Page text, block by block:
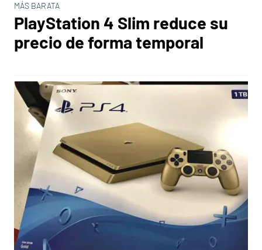
MÁS BARATA
PlayStation 4 Slim reduce su
precio de forma temporal